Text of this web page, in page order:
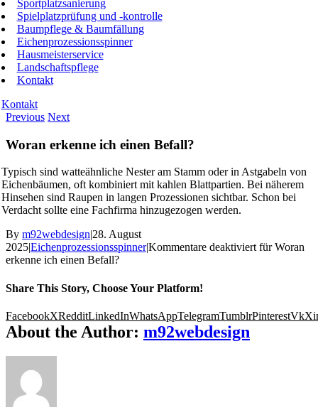
Sportplatzsanierung
Spielplatzprüfung und -kontrolle
Baumpflege & Baumfällung
Eichenprozessionsspinner
Hausmeisterservice
Landschaftspflege
Kontakt
Kontakt
Previous Next
Woran erkenne ich einen Befall?
Typisch sind watteähnliche Nester am Stamm oder in Astgabeln von
Eichenbäumen, oft kombiniert mit kahlen Blattpartien. Bei näherem
Hinsehen sind Raupen in langen Prozessionen sichtbar. Schon bei
Verdacht sollte eine Fachfirma hinzugezogen werden.
By m92webdesign|28. August
2025|Eichenprozessionsspinner|Kommentare deaktiviertfür Woran
erkenne ich einen Befall?
Share This Story, Choose Your Platform!
FacebookXRedditLinkedInWhatsAppTelegramTumblrPinterestVk
About the Author: m92webdesign